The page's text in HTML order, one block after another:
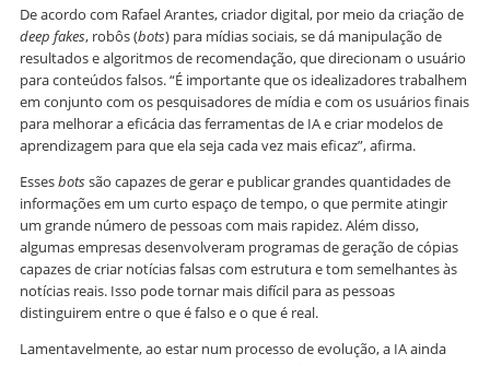
De acordo com Rafael Arantes, criador digital, por meio da criação de
deep fakes, robôs (bots) para mídias sociais, se dá manipulação de
resultados e algoritmos de recomendação, que direcionam o usuário
para conteúdos falsos. “É importante que os idealizadores trabalhem
em conjunto com os pesquisadores de mídia e com os usuários finais
para melhorar a eficácia das ferramentas de IA e criar modelos de
aprendizagem para que ela seja cada vez mais eficaz”, afirma.
Essesbotssão capazes de gerar e publicar grandes quantidades de
informações em um curto espaço de tempo, o que permite atingir
um grande número de pessoas com mais rapidez. Além disso,
algumas empresas desenvolveram programas de geração de cópias
capazes de criar notícias falsas com estrutura e tom semelhantes às
notícias reais. Isso pode tornar mais difícil para as pessoas
distinguirem entre o que é falso e o que é real.
Lamentavelmente, ao estar num processo de evolução, a IA ainda